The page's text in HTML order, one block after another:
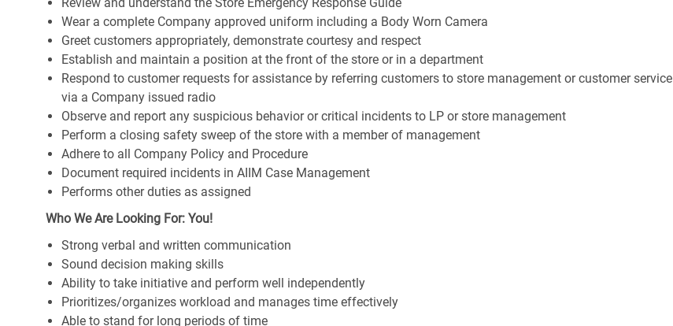
Wear a complete Company approved uniform including a Body Worn Camera
Greet customers appropriately, demonstrate courtesy and respect
Establish and maintain a position at the front of the store or in a department
Respond to customer requests for assistance by referring customers to store management or customer service
via a Company issued radio
Observe and report any suspicious behavior or critical incidents to LP or store management
Perform a closing safety sweep of the store with a member of management
Adhere to all Company Policy and Procedure
Document required incidents in AIIM Case Management
Performs other duties as assigned
Who We Are Looking For: You!
Strong verbal and written communication
Sound decision making skills
Ability to take initiative and perform well independently
Prioritizes/organizes workload and manages time effectively
Able to stand for long periods of time